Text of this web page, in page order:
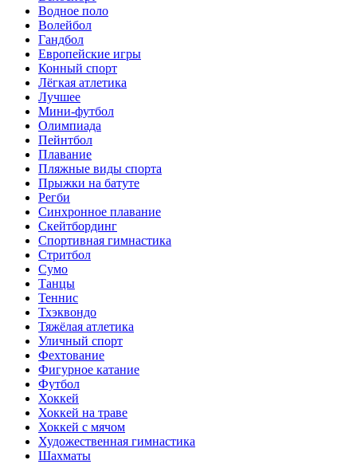
Водное поло
Волейбол
Гандбол
Европейские игры
Конный спорт
Лёгкая атлетика
Лучшее
Мини-футбол
Олимпиада
Пейнтбол
Плавание
Пляжные виды спорта
Прыжки на батуте
Регби
Синхронное плавание
Скейтбординг
Спортивная гимнастика
Стритбол
Сумо
Танцы
Теннис
Тхэквондо
Тяжёлая атлетика
Уличный спорт
Фехтование
Фигурное катание
Футбол
Хоккей
Хоккей на траве
Хоккей с мячом
Художественная гимнастика
Шахматы